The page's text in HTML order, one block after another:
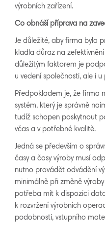
výrobních zařízení.
Co obnáší příprava na
Je důležité, aby firma byla
kladla důraz na
důležitým faktorem je
u vedení společnosti, ale i
Předpokladem je, že firma
systém, který je správně
tudíž schopen poskytnout
včas a v potřebné kvalitě.
Jedná se především o
časy a časy výroby musí
nutno provádět odvádění
minimálně při změně
potřeba mít k dispozici
k rozvržení výrobních
podobnosti, vstupního